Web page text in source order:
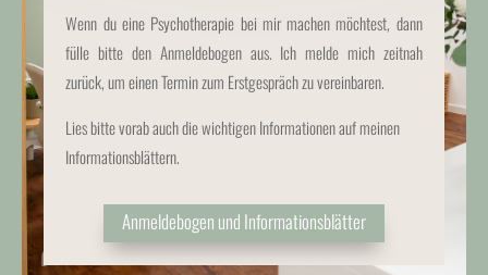
Wenn du eine Psychotherapie bei mir machen möchtest, dann
fülle bitte den Anmeldebogen aus. Ich melde mich zeitnah
zurück, um einen Termin zum Erstgespräch zu vereinbaren.
Lies bitte vorab auch die wichtigen Informationen auf meinen
Informationsblättern.
Anmeldebogen und Informationsblätter